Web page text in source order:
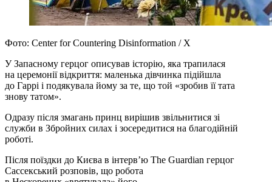
Фото: Center for Countering Disinformation / X
У Запасному герцог описував історію, яка трапилася
на церемонії відкриття: маленька дівчинка підійшла
до Гаррі і подякувала йому за те, що той «зробив її тата
знову татом».
Одразу після змагань принц вирішив звільнитися зі
служби в Збройних силах і зосередитися на благодійній
роботі.
Після поїздки до Києва в інтервʼю The Guardian герцог
Сассекський розповів, що робота